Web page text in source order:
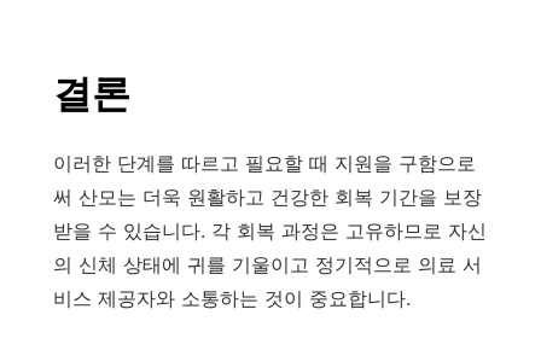
결론
이러한 단계를 따르고 필요할 때 지원을 구함으로
써 산모는 더욱 원활하고 건강한 회복 기간을 보장
받을 수 있습니다. 각 회복 과정은 고유하므로 자신
의 신체 상태에 귀를 기울이고 정기적으로 의료 서
비스 제공자와 소통하는 것이 중요합니다.